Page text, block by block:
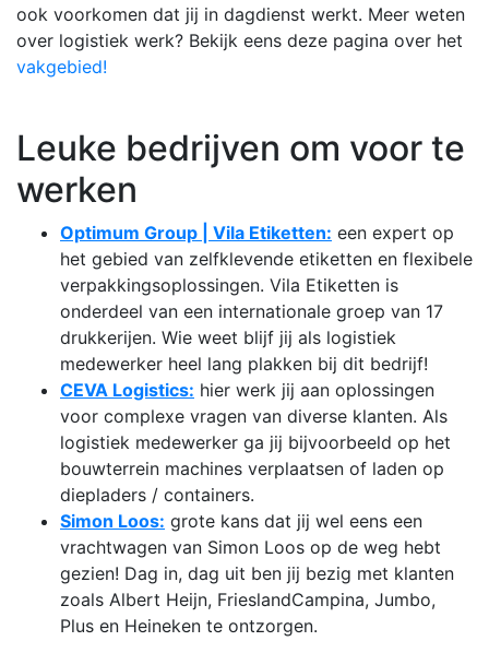
ook voorkomen dat jij in dagdienst werkt. Meer weten
over logistiek werk? Bekijk eens deze pagina over het
vakgebied!
Leuke bedrijven om voor te
werken
Optimum Group | Vila Etiketten: een expert op
het gebied van zelfklevende etiketten en flexibele
verpakkingsoplossingen. Vila Etiketten is
onderdeel van een internationale groep van 17
drukkerijen. Wie weet blijf jij als logistiek
medewerker heel lang plakken bij dit bedrijf!
CEVA Logistics: hier werk jij aan oplossingen
voor complexe vragen van diverse klanten. Als
logistiek medewerker ga jij bijvoorbeeld op het
bouwterrein machines verplaatsen of laden op
diepladers / containers.
Simon Loos: grote kans dat jij wel eens een
vrachtwagen van Simon Loos op de weg hebt
gezien! Dag in, dag uit ben jij bezig met klanten
zoals Albert Heijn, FrieslandCampina, Jumbo,
Plus en Heineken te ontzorgen.